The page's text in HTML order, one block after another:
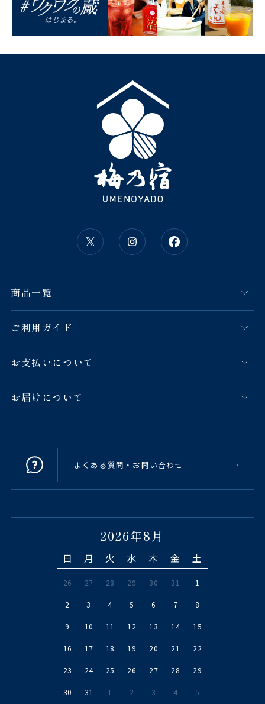
商品一覧
ご利用ガイド
お支払いについて
お届けについて
よくある質問・お問い合わせ
2026年8月
日 月 火 水 木 金 土
26 27 28 29 30 31 1
2 3 4 5 6 7 8
9 10 11 12 13 14 15
16 17 18 19 20 21 22
23 24 25 26 27 28 29
30 31 1 2 3 4 5